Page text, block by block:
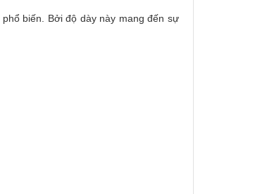
biến. Bởi độ dày này mang đến sự